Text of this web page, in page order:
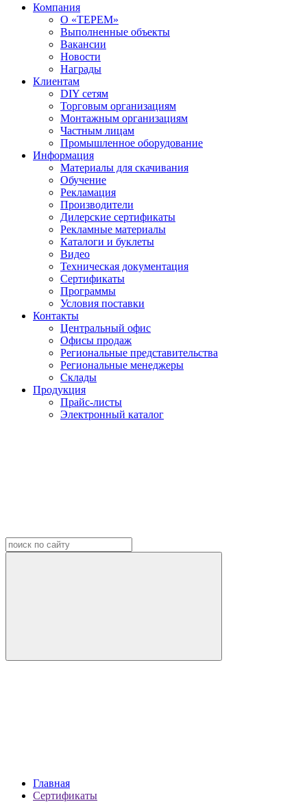
Компания
О «ТЕРЕМ»
Выполненные объекты
Вакансии
Новости
Награды
Клиентам
DIY сетям
Торговым организациям
Монтажным организациям
Частным лицам
Промышленное оборудование
Информация
Материалы для скачивания
Обучение
Рекламация
Производители
Дилерские сертификаты
Рекламные материалы
Каталоги и буклеты
Видео
Техническая документация
Сертификаты
Программы
Условия поставки
Контакты
Центральный офис
Офисы продаж
Региональные представительства
Региональные менеджеры
Склады
Продукция
Прайс-листы
Электронный каталог
Главная
Сертификаты